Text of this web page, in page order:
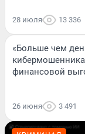
28 июля 13 336
«Больше чем
финансовой
26 июня 3 491